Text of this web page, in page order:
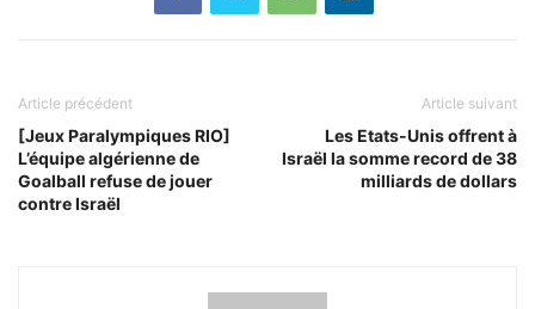
Article précédent
[Jeux Paralympiques RIO]
L’équipe algérienne de
Goalball refuse de jouer
contre Israël
Article suivant
Les Etats-Unis offrent à
Israël la somme record de 38
milliards de dollars